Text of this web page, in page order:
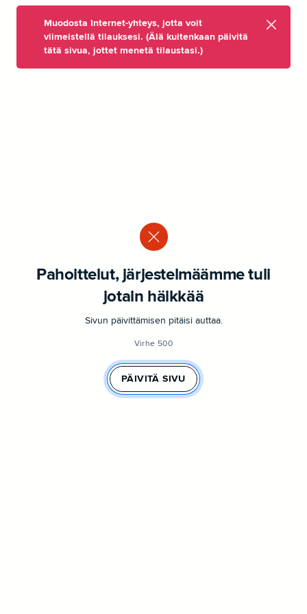
Muodosta Internet-yhteys, jotta voit
viimeistellä tilauksesi. (Älä kuitenkaan päivitä
tätä sivua, jottet menetä tilaustasi.)
Pahoittelut, järjestelmäämme tuli
jotain häikkää
Sivun päivittämisen pitäisi auttaa.
Virhe 500
PÄIVITÄ SIVU